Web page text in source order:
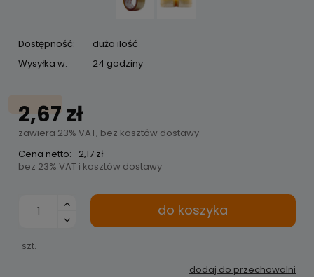
Dostępność:
duża ilość
Wysyłka w:
24 godziny
2,67 zł
zawiera 23% VAT, bez kosztów dostawy
Cena netto:
2,17 zł
bez 23% VAT i kosztów dostawy
szt.
do koszyka
dodaj do przechowalni